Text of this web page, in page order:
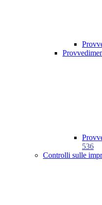
536
Controlli sulle